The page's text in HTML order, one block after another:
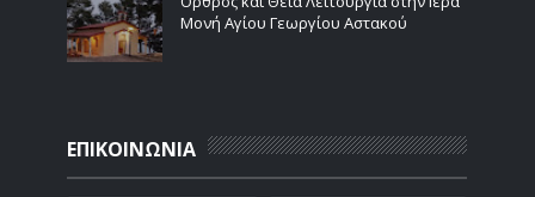
Μονή Αγίου Γεωργίου Αστακού
ΕΠΙΚΟΙΝΩΝΙΑ